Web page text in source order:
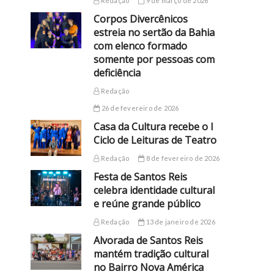
Corpos Divercênicos
estreia no sertão da Bahia
com elenco formado
somente por pessoas com
deficiência
Redação
26 de fevereiro de 2026
Casa da Cultura recebe o I
Ciclo de Leituras de Teatro
Redação 8 de fevereiro de 2026
Festa de Santos Reis
celebra identidade cultural
e reúne grande público
Redação 13 de janeiro de 2026
Alvorada de Santos Reis
mantém tradição cultural
no Bairro Nova América